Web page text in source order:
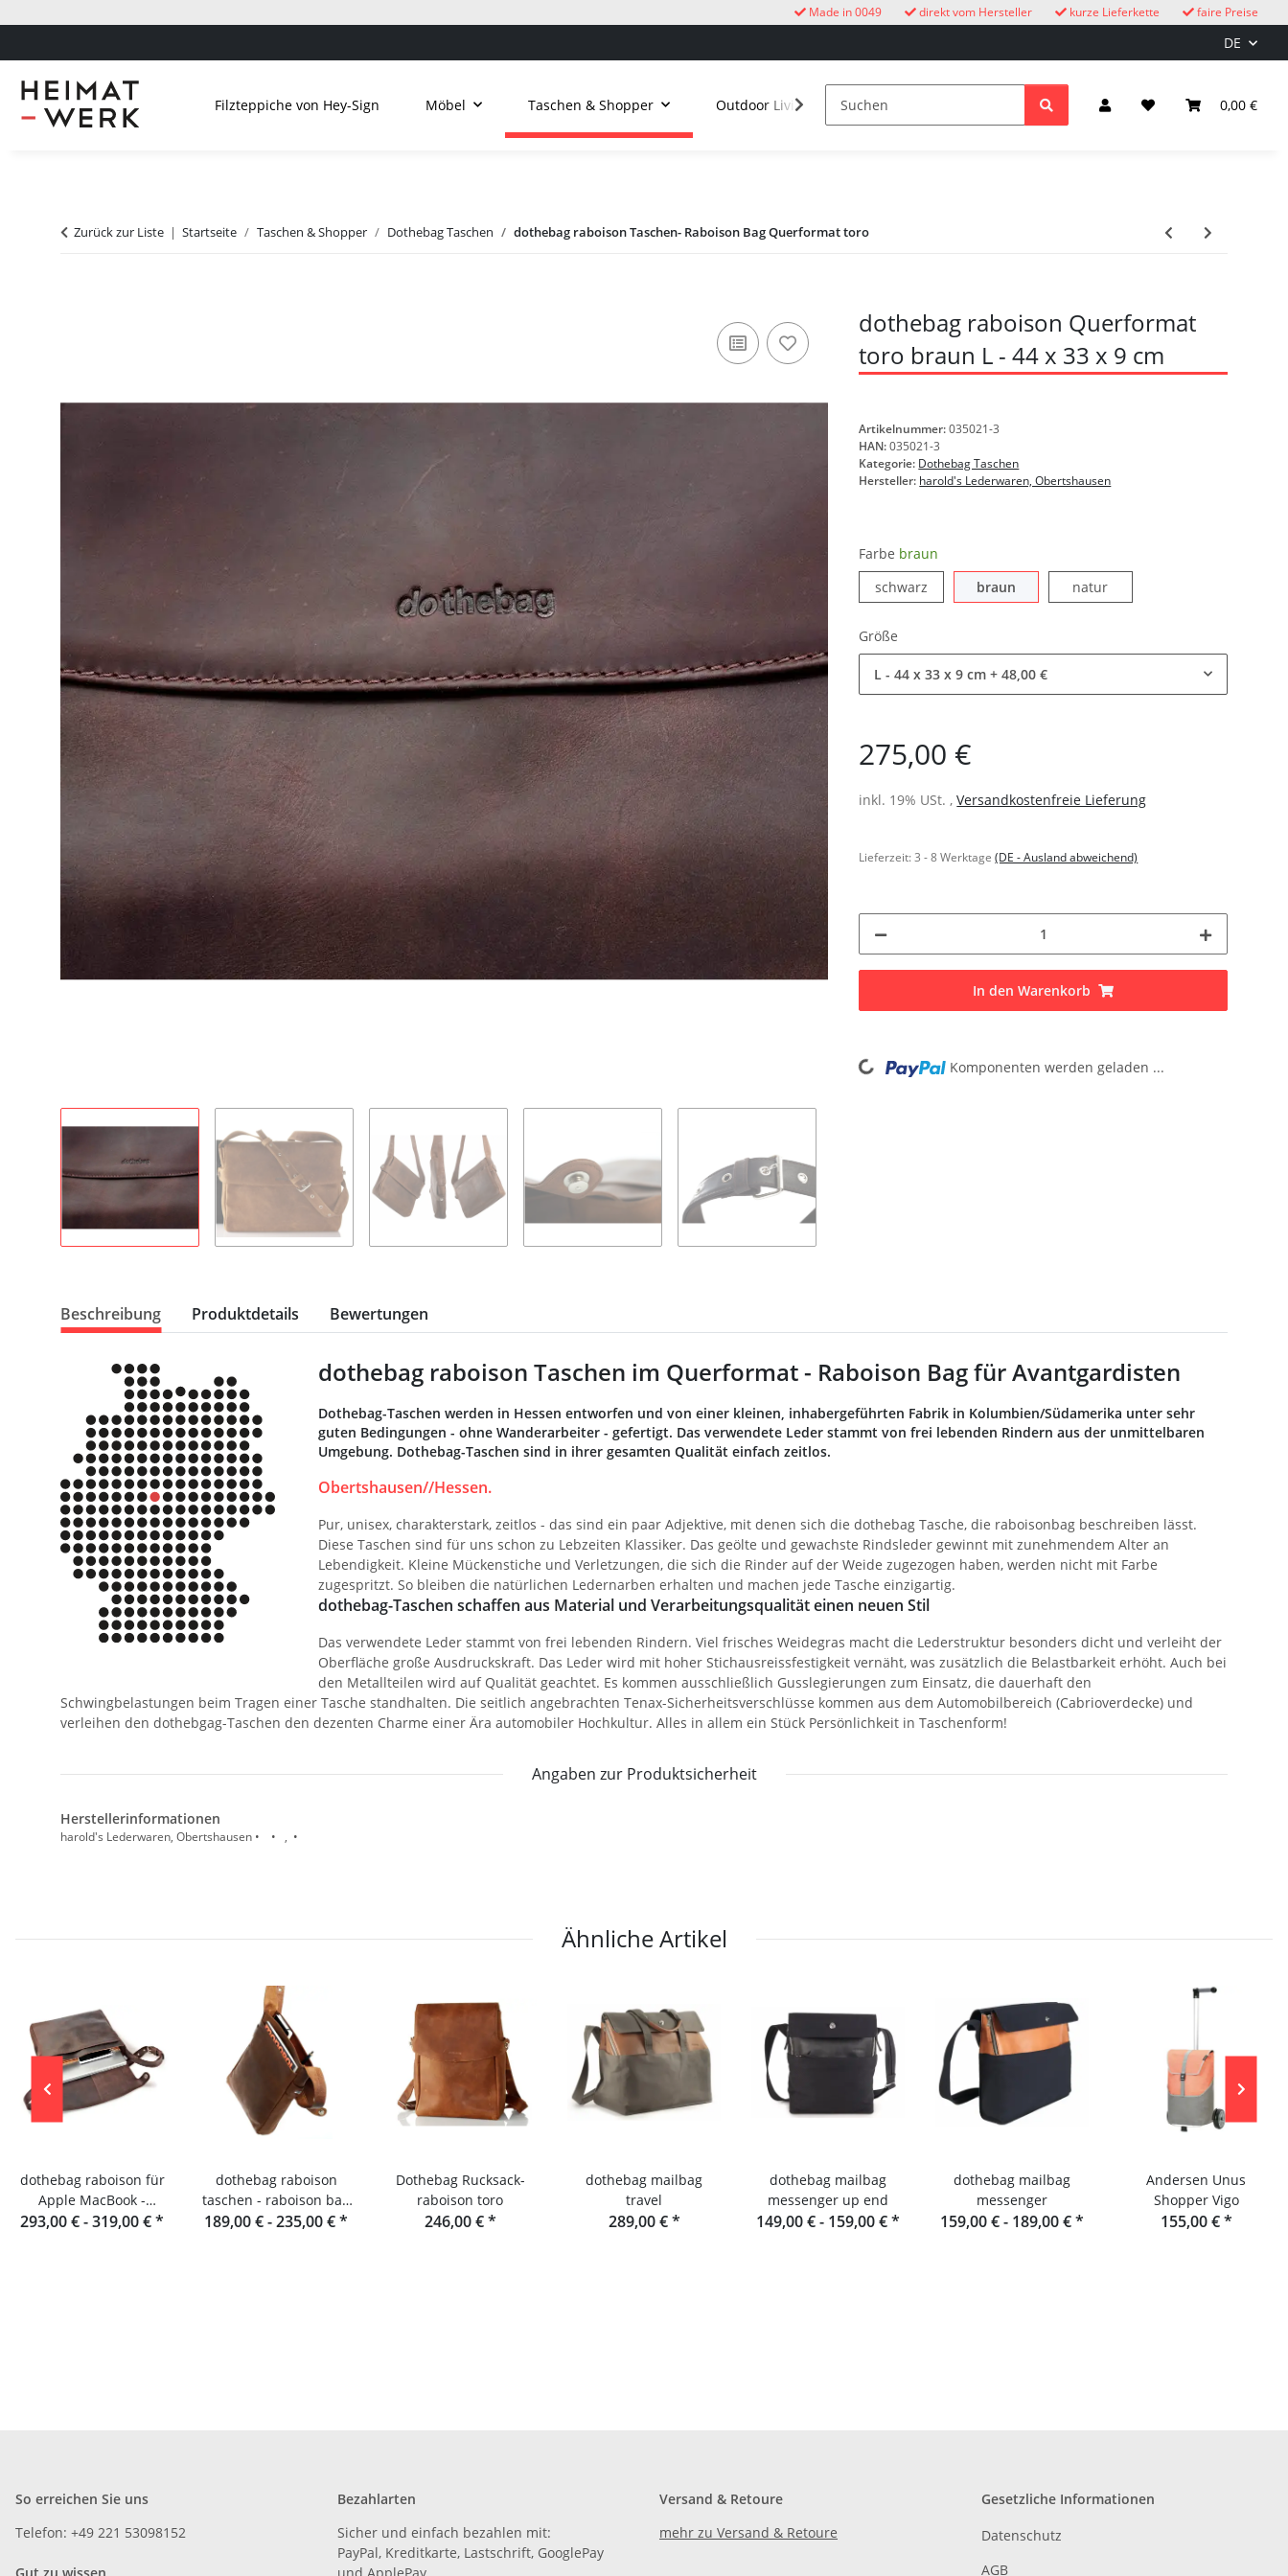
faire Preise
kurze Lieferkette
direkt vom Hersteller
Made in 0049
DE
0,00 €
Filzteppiche von Hey-Sign Möbel Taschen & Shopper Outdoor Living Kuckucksuhren Kinder Licht & Elektro
Zurück zur Liste Startseite Taschen & Shopper Dothebag Taschen dothebag raboison Taschen- Raboison Bag Querformat toro
dothebag raboison Querformat
toro braun L - 44 x 33 x 9 cm
Artikelnummer:035021-3
HAN:035021-3
Kategorie: Dothebag Taschen
Hersteller: harold's Lederwaren, Obertshausen
Farbe braun
schwarz schwarzbraunbraun naturnatur
Größe
L - 44 x 33 x 9 cm + 48,00 €
275,00 €
inkl. 19% USt. ,Versandkostenfreie Lieferung
Lieferzeit:3 - 8 Werktage(DE - Ausland abweichend)
In den Warenkorb
Loading... Komponenten werden geladen ...
Beschreibung Produktdetails Bewertungen
dothebag raboison Taschen im Querformat - Raboison Bag für Avantgardisten
Dothebag-Taschen werden in Hessen entworfen und von einer kleinen, inhabergeführten Fabrik in Kolumbien/Südamerika unter sehr
guten Bedingungen - ohne Wanderarbeiter - gefertigt. Das verwendete Leder stammt von frei lebenden Rindern aus der unmittelbaren
Umgebung. Dothebag-Taschen sind in ihrer gesamten Qualität einfach zeitlos.
Obertshausen//Hessen.
Pur, unisex, charakterstark, zeitlos - das sind ein paar Adjektive, mit denen sich die dothebag Tasche, die raboisonbag beschreiben lässt.
Diese Taschen sind für uns schon zu Lebzeiten Klassiker. Das geölte und gewachste Rindsleder gewinnt mit zunehmendem Alter an
Lebendigkeit. Kleine Mückenstiche und Verletzungen, die sich die Rinder auf der Weide zugezogen haben, werden nicht mit Farbe
zugespritzt. So bleiben die natürlichen Ledernarben erhalten und machen jede Tasche einzigartig.
dothebag-Taschen schaffen aus Material und Verarbeitungsqualität einen neuen Stil
Das verwendete Leder stammt von frei lebenden Rindern. Viel frisches Weidegras macht die Lederstruktur besonders dicht und verleiht der
Oberfläche große Ausdruckskraft. Das Leder wird mit hoher Stichausreissfestigkeit vernäht, was zusätzlich die Belastbarkeit erhöht. Auch bei
den Metallteilen wird auf Qualität geachtet. Es kommen ausschließlich Gusslegierungen zum Einsatz, die dauerhaft den
Schwingbelastungen beim Tragen einer Tasche standhalten. Die seitlich angebrachten Tenax-Sicherheitsverschlüsse kommen aus dem Automobilbereich (Cabrioverdecke) und
verleihen den dothebgag-Taschen den dezenten Charme einer Ära automobiler Hochkultur. Alles in allem ein Stück Persönlichkeit in Taschenform!
Angaben zur Produktsicherheit
Herstellerinformationen
harold's Lederwaren, Obertshausen • • , •
Ähnliche Artikel
dothebag raboison für
Apple MacBook -
Notebooktasche Leder
293,00 € -319,00 €*
dothebag raboison
taschen - raboison bag
upend Hochformat toro
189,00 € -235,00 €*
Dothebag Rucksack-
raboison toro
246,00 €*
dothebag mailbag
travel
289,00 €*
dothebag mailbag
messenger up end
149,00 € - 159,00 €*
dothebag mailbag
messenger
159,00 € - 189,00 €*
Andersen Unus
Shopper Vigo
155,00 €*
So erreichen Sie uns
Telefon: +49 221 53098152
Bezahlarten
Sicher und einfach bezahlen mit:
PayPal, Kreditkarte, Lastschrift, GooglePay
Versand & Retoure
mehr zu Versand & Retoure
Gesetzliche Informationen
Datenschutz
AGB